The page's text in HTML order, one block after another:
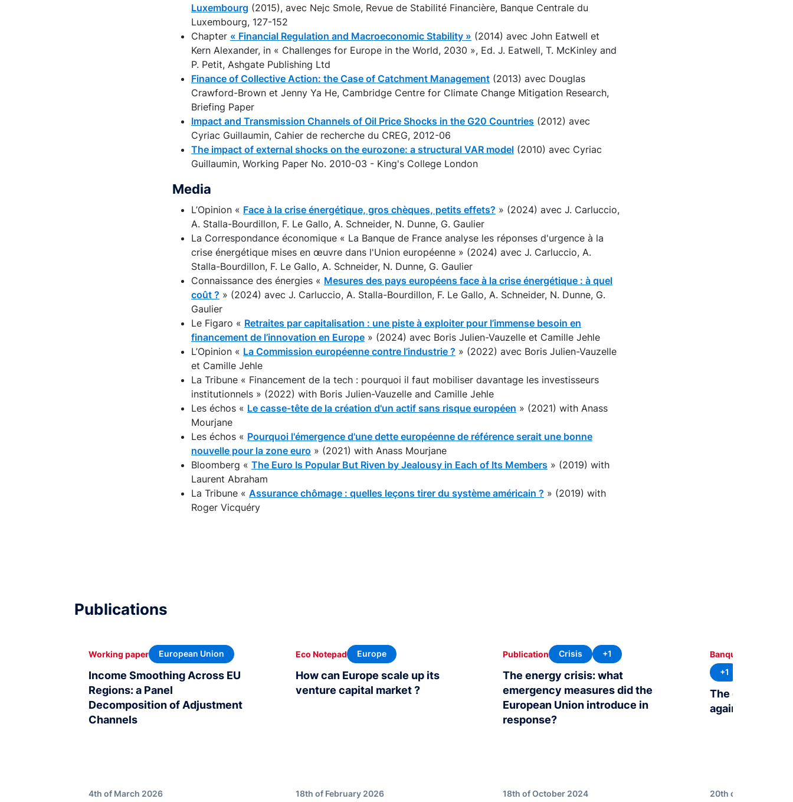
Luxembourg (2015), avec Nejc Smole, Revue de Stabilité Financière, Banque Centrale du
Luxembourg, 127-152
Chapter « Financial Regulation and Macroeconomic Stability » (2014) avec John Eatwell et
Kern Alexander, in « Challenges for Europe in the World, 2030 », Ed. J. Eatwell, T. McKinley and
P. Petit, Ashgate Publishing Ltd
Finance of Collective Action: the Case of Catchment Management (2013) avec Douglas
Crawford-Brown et Jenny Ya He, Cambridge Centre for Climate Change Mitigation Research,
Briefing Paper
Impact and Transmission Channels of Oil Price Shocks in the G20 Countries (2012) avec
Cyriac Guillaumin, Cahier de recherche du CREG, 2012-06
The impact of external shocks on the eurozone: a structural VAR model (2010) avec Cyriac
Guillaumin, Working Paper No. 2010-03 - King's College London
Media
L’Opinion « Face à la crise énergétique, gros chèques, petits effets? » (2024) avec J. Carluccio,
A. Stalla-Bourdillon, F. Le Gallo, A. Schneider, N. Dunne, G. Gaulier
La Correspondance économique « La Banque de France analyse les réponses d'urgence à la
crise énergétique mises en œuvre dans l'Union européenne » (2024) avec J. Carluccio, A.
Stalla-Bourdillon, F. Le Gallo, A. Schneider, N. Dunne, G. Gaulier
Connaissance des énergies « Mesures des pays européens face à la crise énergétique : à quel
coût ? » (2024) avec J. Carluccio, A. Stalla-Bourdillon, F. Le Gallo, A. Schneider, N. Dunne, G.
Gaulier
Le Figaro « Retraites par capitalisation : une piste à exploiter pour l’immense besoin en
financement de l’innovation en Europe » (2024) avec Boris Julien-Vauzelle et Camille Jehle
L’Opinion « La Commission européenne contre l’industrie ? » (2022) avec Boris Julien-Vauzelle
et Camille Jehle
La Tribune « Financement de la tech : pourquoi il faut mobiliser davantage les investisseurs
institutionnels » (2022) with Boris Julien-Vauzelle and Camille Jehle
Les échos « Le casse-tête de la création d'un actif sans risque européen » (2021) with Anass
Mourjane
Les échos « Pourquoi l'émergence d'une dette européenne de référence serait une bonne
nouvelle pour la zone euro » (2021) with Anass Mourjane
Bloomberg « The Euro Is Popular But Riven by Jealousy in Each of Its Members » (2019) with
Laurent Abraham
La Tribune « Assurance chômage : quelles leçons tirer du système américain ? » (2019) with
Roger Vicquéry
Publications
Income Smoothing Across EU
Regions: a Panel
Decomposition of Adjustment
Channels
Working paper European Union
4th of March 2026
How can Europe scale up its
venture capital market ?
Eco Notepad Europe
18th of February 2026
The energy crisis: what
emergency measures did the
European Union introduce in
response?
Publication Crisis +1
18th of October 2024
The gas price
again?
Banque de France
+1
20th of June 2024